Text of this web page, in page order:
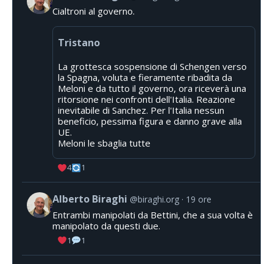
Cialtroni al governo.
Tristano
La grottesca sospensione di Schengen verso
la Spagna, voluta e fieramente ribadita da
Meloni e da tutto il governo, ora riceverà una
ritorsione nei confronti dell'Italia. Reazione
inevitabile di Sanchez. Per l'Italia nessun
beneficio, pessima figura e danno grave alla
UE.
Meloni le sbaglia tutte
4 1
Alberto Biraghi @biraghi.org 19 ore
Entrambi manipolati da Bettini, che a sua volta è
manipolato da questi due.
1 1